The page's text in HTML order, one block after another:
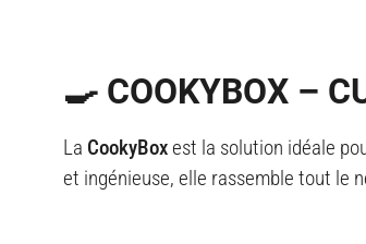
🍳 COOKYBOX –
La CookyBox est la solution idéale
et ingénieuse, elle rassemble tout le